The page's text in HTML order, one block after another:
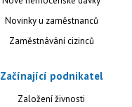
Novinky u zaměstnanců
Zaměstnávání cizinců
Začínající podnikatel
Založení živnosti